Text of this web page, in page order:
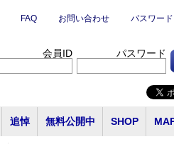
FAQ お問い合わせ パスワー
会員ID パスワード
追悼 無料公開中 SHOP